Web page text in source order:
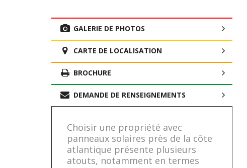
GALERIE DE PHOTOS
CARTE DE LOCALISATION
BROCHURE
DEMANDE DE RENSEIGNEMENTS
Choisir une propriété avec
panneaux solaires près de la côte
atlantique présente plusieurs
atouts, notamment en termes